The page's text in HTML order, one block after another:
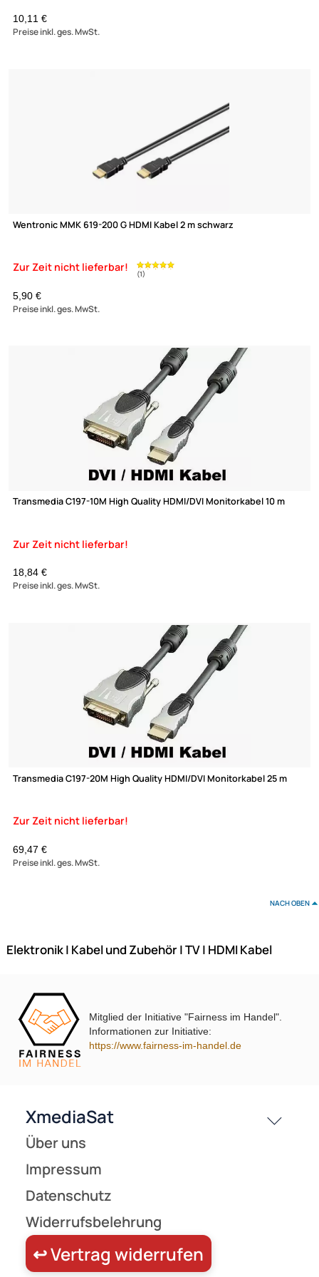
Zur Zeit nicht lieferbar!
Zur Zeit nicht lieferbar!
Zur Zeit nicht lieferbar!
Transmedia C197-5M High Quality HDMI/DVI Monitorkabel 5 m
Wentronic MMK 619-200 G HDMI Kabel 2 m schwarz
18,84 €
Mitglied der Initiative "Fairness im Handel".
Informationen zur Initiative:
https://www.fairness-im-handel.de